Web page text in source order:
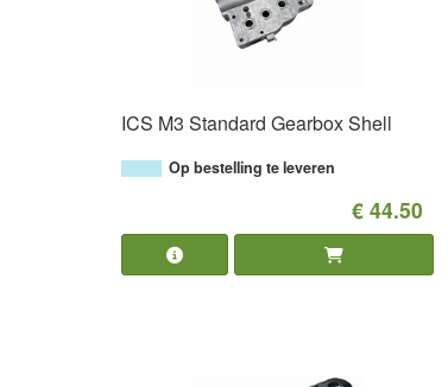
ICS M3 Standard Gearbox Shell
Op bestelling te leveren
€ 44.50